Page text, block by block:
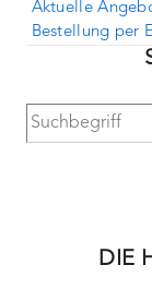
Aktuelle
Bestellung per
DIE